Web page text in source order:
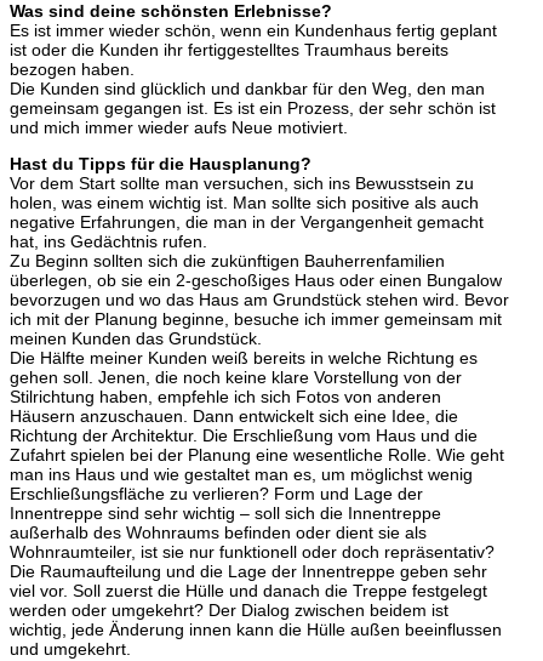
Was sind deine schönsten Erlebnisse?
Es ist immer wieder schön, wenn ein Kundenhaus fertig geplant
ist oder die Kunden ihr fertiggestelltes Traumhaus bereits
bezogen haben.
Die Kunden sind glücklich und dankbar für den Weg, den man
gemeinsam gegangen ist. Es ist ein Prozess, der sehr schön ist
und mich immer wieder aufs Neue motiviert.
Hast du Tipps für die Hausplanung?
Vor dem Start sollte man versuchen, sich ins Bewusstsein zu
holen, was einem wichtig ist. Man sollte sich positive als auch
negative Erfahrungen, die man in der Vergangenheit gemacht
hat, ins Gedächtnis rufen.
Zu Beginn sollten sich die zukünftigen Bauherrenfamilien
überlegen, ob sie ein 2-geschoßiges Haus oder einen Bungalow
bevorzugen und wo das Haus am Grundstück stehen wird. Bevor
ich mit der Planung beginne, besuche ich immer gemeinsam mit
meinen Kunden das Grundstück.
Die Hälfte meiner Kunden weiß bereits in welche Richtung es
gehen soll. Jenen, die noch keine klare Vorstellung von der
Stilrichtung haben, empfehle ich sich Fotos von anderen
Häusern anzuschauen. Dann entwickelt sich eine Idee, die
Richtung der Architektur. Die Erschließung vom Haus und die
Zufahrt spielen bei der Planung eine wesentliche Rolle. Wie geht
man ins Haus und wie gestaltet man es, um möglichst wenig
Erschließungsfläche zu verlieren? Form und Lage der
Innentreppe sind sehr wichtig – soll sich die Innentreppe
außerhalb des Wohnraums befinden oder dient sie als
Wohnraumteiler, ist sie nur funktionell oder doch repräsentativ?
Die Raumaufteilung und die Lage der Innentreppe geben sehr
viel vor. Soll zuerst die Hülle und danach die Treppe festgelegt
werden oder umgekehrt? Der Dialog zwischen beidem ist
wichtig, jede Änderung innen kann die Hülle außen beeinflussen
und umgekehrt.